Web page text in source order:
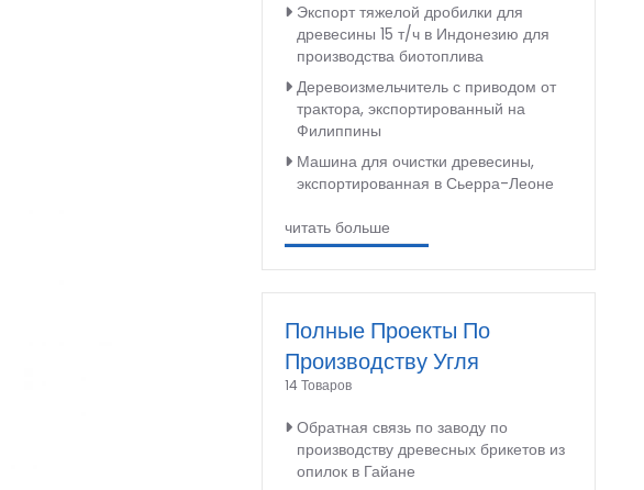
Экспорт тяжелой дробилки для
древесины 15 т/ч в Индонезию для
производства биотоплива
Деревоизмельчитель с приводом от
трактора, экспортированный на
Филиппины
Машина для очистки древесины,
экспортированная в Сьерра-Леоне
читать больше
Полные Проекты По
Производству Угля
14 Товаров
Обратная связь по заводу по
производству древесных брикетов из
опилок в Гайане